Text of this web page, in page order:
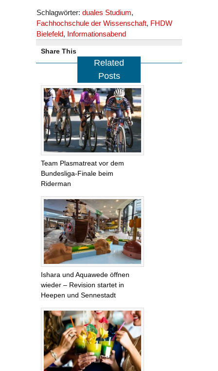
Schlagwörter: duales Studium,
Fachhochschule der Wissenschaft, FHDW
Bielefeld, Informationsabend
Share This
Related
Posts
Team Plasmatreat vor dem
Bundesliga-Finale beim
Riderman
Ishara und Aquawede öffnen
wieder – Revision startet in
Heepen und Sennestadt